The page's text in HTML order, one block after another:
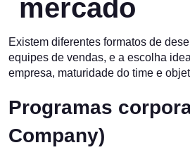
mercado
Existem diferentes formatos de
equipes de vendas, e a escolha
empresa, maturidade do time e
Programas
Company)